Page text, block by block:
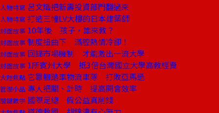
人物特寫 呂文熾把新壽投資部門翻過來
人物特寫 打造三幢LV大樓的日本建築師
封面故事 10年後 孩子，誰來教？
封面故事 制度扭曲下 滿腔熱情冷卻！
封面故事 回歸市場機制 才能激出一流大學
封面故事 1所賓州大學 抵3倍台灣國立大學高教經費
大陸焦點 它靠腳踏車物流車隊 打敗亞馬遜
管理小品 專人把關、計時 提高開會效率
關鍵數字 國際足總 假公益真削錢